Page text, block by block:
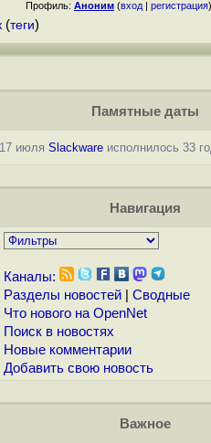
Профиль: Аноним (вход | регистрация)
(теги)
Памятные даты
17 июля Slackwareисполнилось 33
Навигация
Каналы:
Разделы новостей| Сводные
Что нового на OpenNet
Поиск в новостях
Новые комментарии
Добавить свою новость
Важное